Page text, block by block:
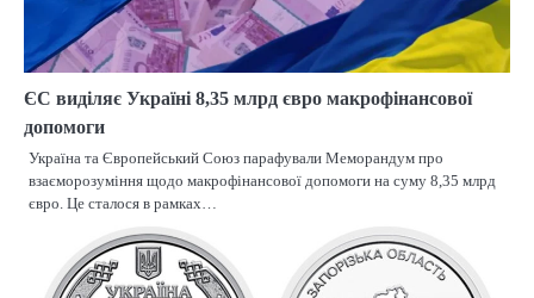
ЄС виділяє Україні 8,35 млрд євро макрофінансової
допомоги
Україна та Європейський Союз парафували Меморандум про
взаєморозуміння щодо макрофінансової допомоги на суму 8,35 млрд
євро. Це сталося в рамках…